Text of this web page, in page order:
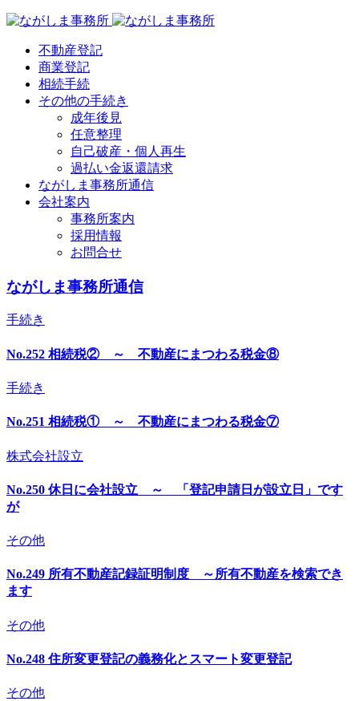
不動産登記
商業登記
相続手続
その他の手続き
成年後見
任意整理
自己破産・個人再生
過払い金返還請求
ながしま事務所通信
会社案内
事務所案内
採用情報
お問合せ
ながしま事務所通信
手続き
No.252 相続税② ～ 不動産にまつわる税金⑧
手続き
No.251 相続税① ～ 不動産にまつわる税金⑦
株式会社設立
No.250 休日に会社設立 ～ 「登記申請日が設立日」です
が
その他
No.249 所有不動産記録証明制度 ～所有不動産を検索でき
ます
その他
No.248 住所変更登記の義務化とスマート変更登記
その他